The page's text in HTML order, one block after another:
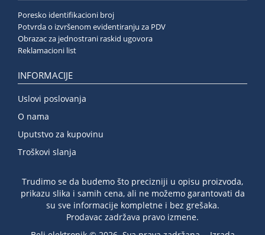
Poresko identifikacioni broj
Potvrda o izvršenom evidentiranju za PDV
Obrazac za jednostrani raskid ugovora
Reklamacioni list
INFORMACIJE
Uslovi poslovanja
O nama
Uputstvo za kupovinu
Troškovi slanja
Trudimo se da budemo što precizniji u opisu proizvoda,
prikazu slika i samih cena, ali ne možemo garantovati da
su sve informacije kompletne i bez grešaka.
Prodavac zadržava pravo izmene.